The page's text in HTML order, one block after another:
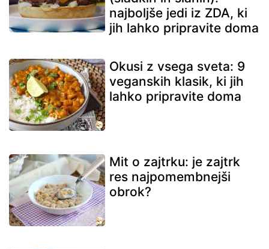
najboljše jedi iz ZDA, ki
jih lahko pripravite doma
Okusi z vsega sveta: 9
veganskih klasik, ki jih
lahko pripravite doma
Mit o zajtrku: je zajtrk
res najpomembnejši
obrok?